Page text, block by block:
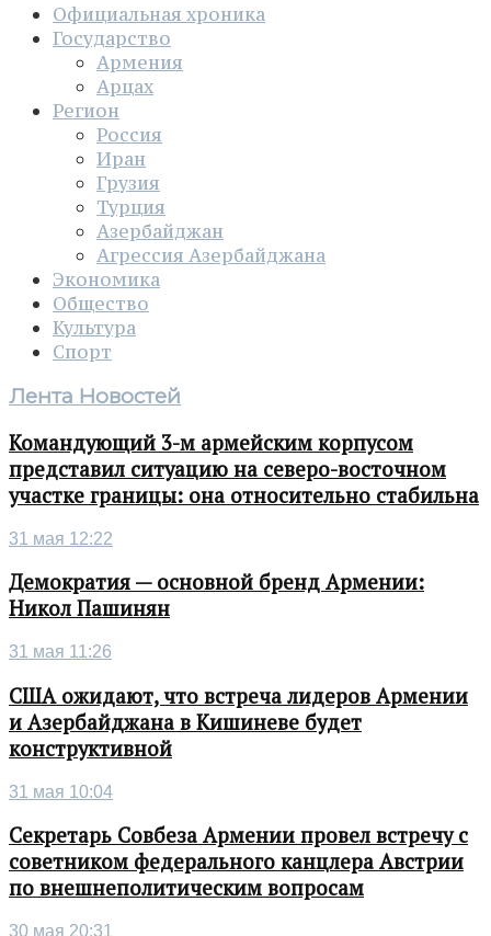
Официальная хроника
Государство
Армения
Арцах
Регион
Россия
Иран
Грузия
Турция
Азербайджан
Агрессия Азербайджана
Экономика
Общество
Культура
Спорт
Лента Новостей
Командующий 3-м армейским корпусом
представил ситуацию на северо-восточном
участке границы: она относительно стабильна
31 мая 12:22
Демократия — основной бренд Армении:
Никол Пашинян
31 мая 11:26
США ожидают, что встреча лидеров Армении
и Азербайджана в Кишиневе будет
конструктивной
31 мая 10:04
Секретарь Совбеза Армении провел встречу с
советником федерального канцлера Австрии
по внешнеполитическим вопросам
30 мая 20:31